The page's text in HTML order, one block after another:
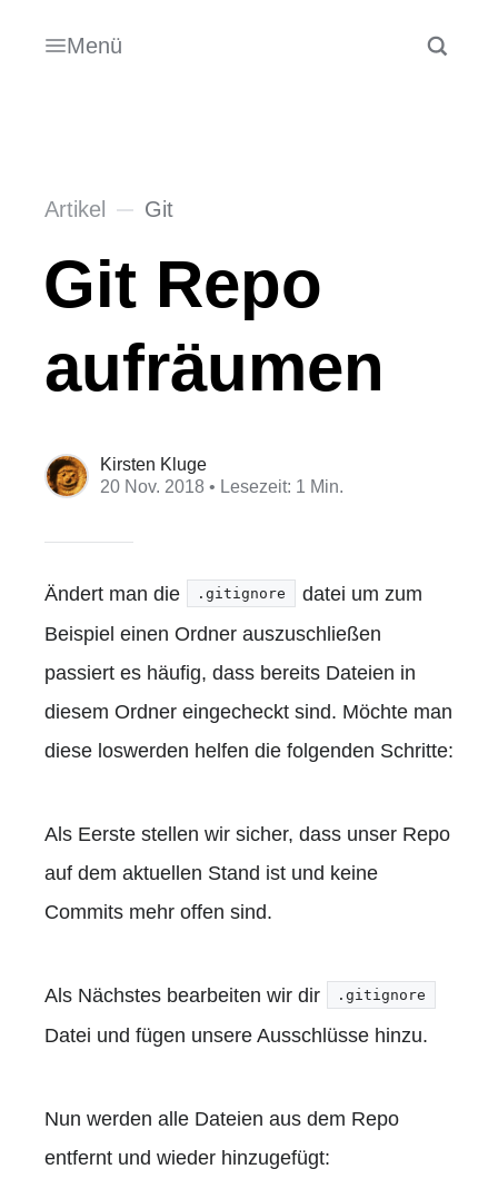
Menü
Artikel Git
Git Repo
aufräumen
Kirsten Kluge
20 Nov. 2018 • Lesezeit: 1 Min.
Ändert man die .gitignore
datei um zum
Beispiel einen Ordner auszuschließen
passiert es häufig, dass bereits Dateien in
diesem Ordner eingecheckt sind. Möchte man
diese loswerden helfen die folgenden Schritte:
Als Eerste stellen wir sicher, dass unser Repo
auf dem aktuellen Stand ist und keine
Commits mehr offen sind.
Als Nächstes bearbeiten wir dir .gitignore
Datei und fügen unsere Ausschlüsse hinzu.
Nun werden alle Dateien aus dem Repo
entfernt und wieder hinzugefügt: